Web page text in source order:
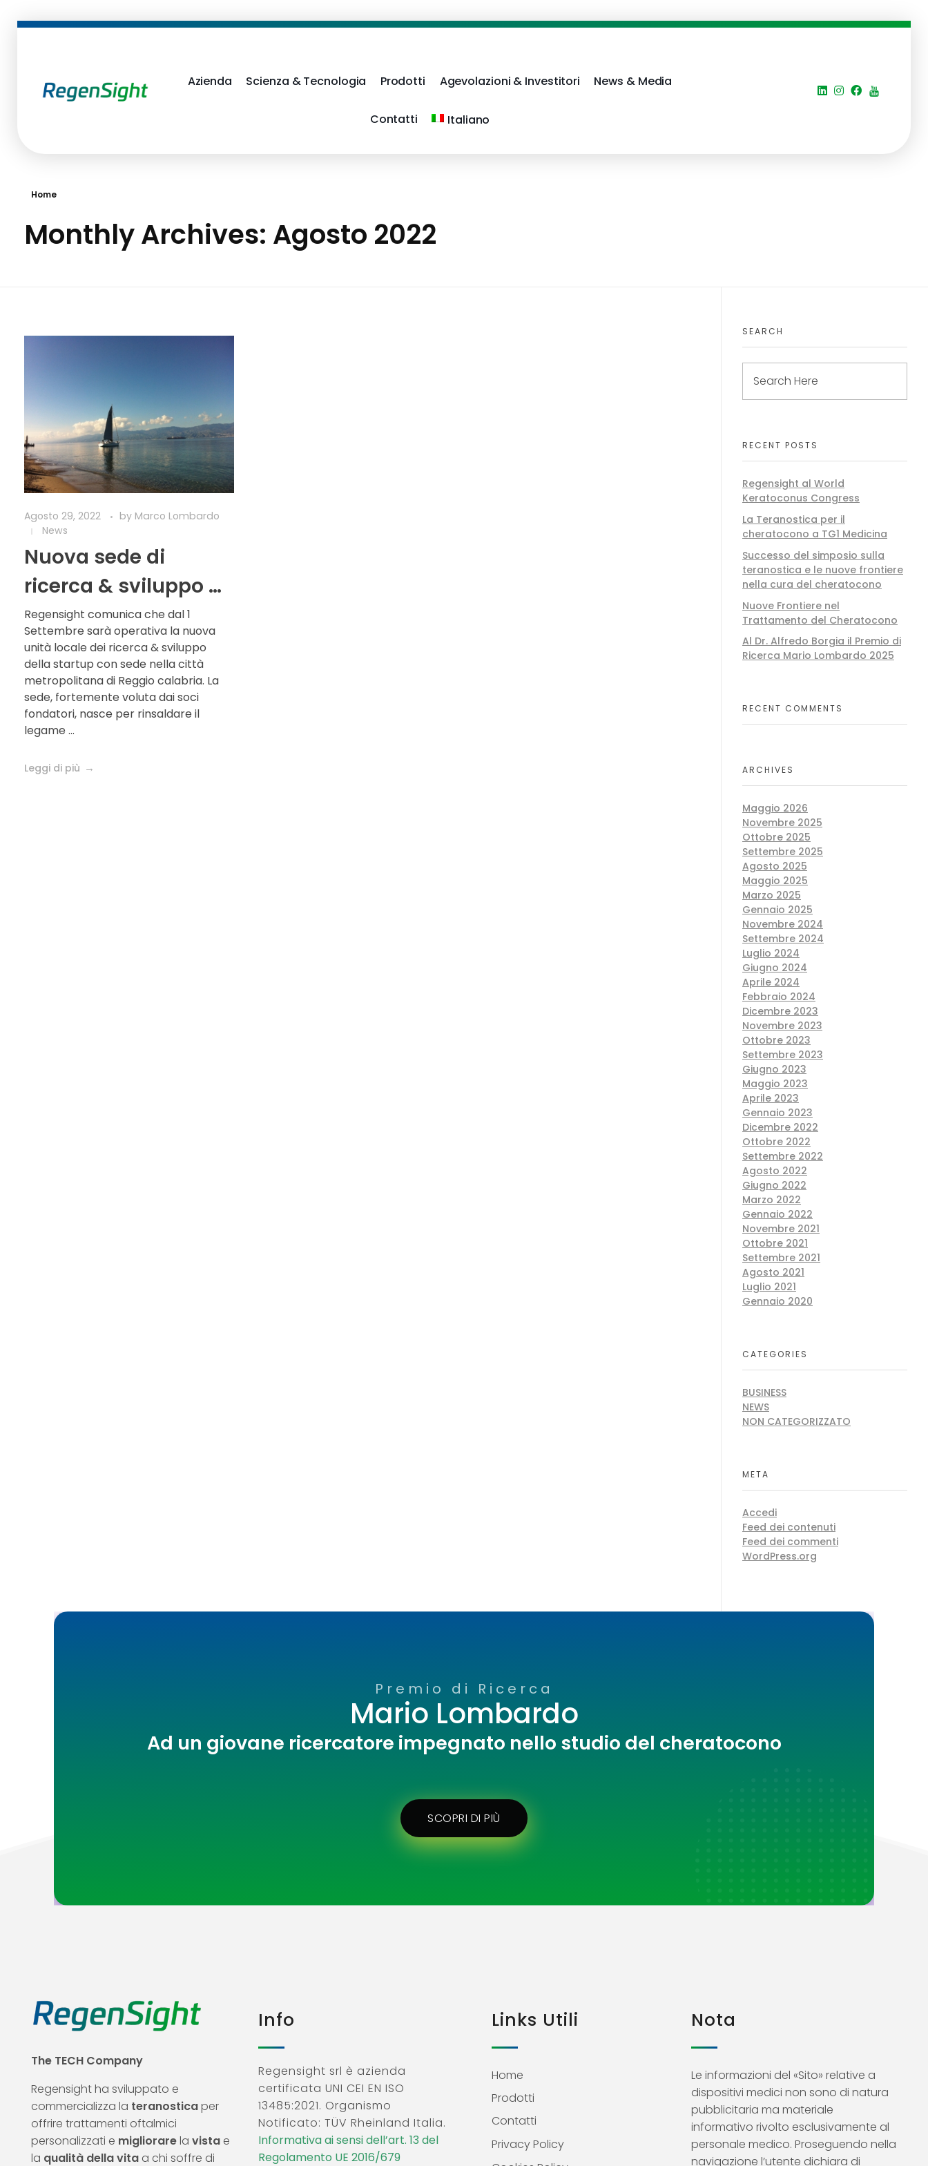
Azienda Scienza & Tecnologia Prodotti Agevolazioni & Investitori News & Media
Contatti Italiano
Home
Monthly Archives: Agosto 2022
Agosto 29, 2022 by Marco Lombardo
News
Nuova sede di
ricerca & sviluppo di
Regensight
Regensight comunica che dal 1
Settembre sarà operativa la nuova
unità locale dei ricerca & sviluppo
della startup con sede nella città
metropolitana di Reggio calabria. La
sede, fortemente voluta dai soci
fondatori, nasce per rinsaldare il
legame ...
Leggi di più
SEARCH
RECENT POSTS
Regensight al World
Keratoconus Congress
La Teranostica per il
cheratocono a TG1 Medicina
Successo del simposio sulla
teranostica e le nuove frontiere
nella cura del cheratocono
Nuove Frontiere nel
Trattamento del Cheratocono
Al Dr. Alfredo Borgia il Premio di
Ricerca Mario Lombardo 2025
RECENT COMMENTS
ARCHIVES
Maggio 2026
Novembre 2025
Ottobre 2025
Settembre 2025
Agosto 2025
Maggio 2025
Marzo 2025
Gennaio 2025
Novembre 2024
Settembre 2024
Luglio 2024
Giugno 2024
Aprile 2024
Febbraio 2024
Dicembre 2023
Novembre 2023
Ottobre 2023
Settembre 2023
Giugno 2023
Maggio 2023
Aprile 2023
Gennaio 2023
Dicembre 2022
Ottobre 2022
Settembre 2022
Agosto 2022
Giugno 2022
Marzo 2022
Gennaio 2022
Novembre 2021
Ottobre 2021
Settembre 2021
Agosto 2021
Luglio 2021
Gennaio 2020
CATEGORIES
BUSINESS
NEWS
NON CATEGORIZZATO
META
Accedi
Feed dei contenuti
Feed dei commenti
WordPress.org
Premio di Ricerca
Mario Lombardo
Ad un giovane ricercatore impegnato nello studio del cheratocono
SCOPRI DI PIÙ
The TECH Company
Regensight ha sviluppato e
commercializza la teranosticaper
offrire trattamenti oftalmici
personalizzati e migliorarela vista e
la qualità della vita a chi soffre di
Info
Regensight srl è azienda
certificata UNI CEI EN ISO
13485:2021. Organismo
Notificato: TÜV Rheinland Italia.
Informativa ai sensi dell’art. 13 del
Regolamento UE 2016/679
Links Utili
Home
Prodotti
Contatti
Privacy Policy
Nota
Le informazioni del «Sito» relative a
dispositivi medici non sono di natura
pubblicitaria ma materiale
informativo rivolto esclusivamente al
personale medico. Proseguendo nella
navigazione l’utente dichiara di